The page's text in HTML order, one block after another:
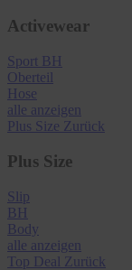
Activewear
Sport BH
Oberteil
Hose
alle anzeigen
Plus Size Zurück
Plus Size
Slip
BH
Body
alle anzeigen
Top Deal Zurück